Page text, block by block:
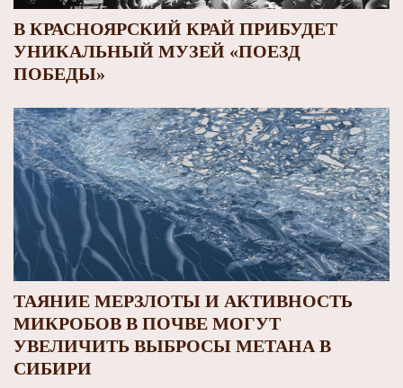
В КРАСНОЯРСКИЙ КРАЙ ПРИБУДЕТ
УНИКАЛЬНЫЙ МУЗЕЙ «ПОЕЗД
ПОБЕДЫ»
ТАЯНИЕ МЕРЗЛОТЫ И АКТИВНОСТЬ
МИКРОБОВ В ПОЧВЕ МОГУТ
УВЕЛИЧИТЬ ВЫБРОСЫ МЕТАНА В
СИБИРИ